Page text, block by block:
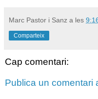
Marc Pastor i Sanz a les
Comparteix
Cap comentari:
Publica un comentari